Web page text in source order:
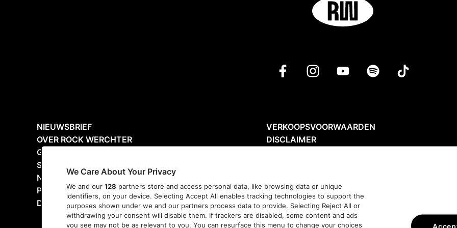
NIEUWSBRIEF
OVER ROCK WERCHTER
GO GREEN ROCK WERCHTER
SUSTAINABILITY REPORT 2025
NORTH WEST WALLS
PERS
DANK
VERKOOPSVOORWAARDEN
DISCLAIMER
We Care About Your Privacy
We and our 128 partners store and access personal data, like browsing data or unique
identifiers, on your device. Selecting Accept All enables tracking technologies to support the
purposes shown under we and our partners process data to provide. Selecting Reject All or
withdrawing your consent will disable them. If trackers are disabled, some content and ads
you see may not be as relevant to you. You can resurface this menu to change your choices